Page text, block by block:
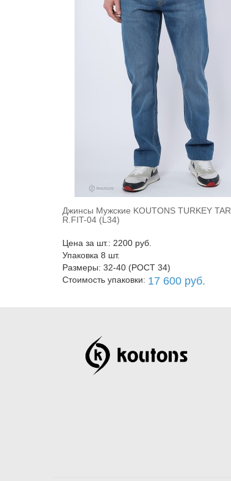
В корзину
Джинсы Мужские KOUTONS TURKEY
R.FIT-04 (L34)
Цена за шт.: 2200 руб.
Упаковка 8 шт.
Размеры: 32-40 (РОСТ 34)
Стоимость упаковки: 17 600 руб.